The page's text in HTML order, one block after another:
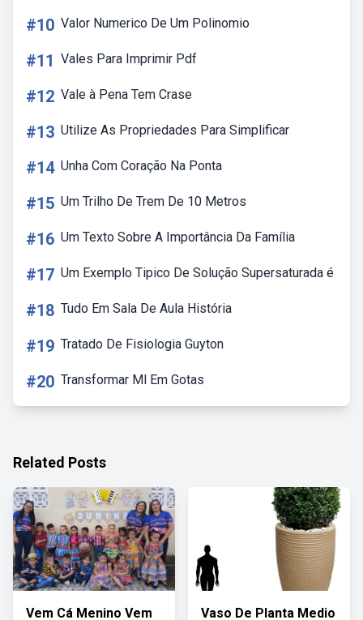
#10 Valor Numerico De Um Polinomio
#11 Vales Para Imprimir Pdf
#12 Vale à Pena Tem Crase
#13 Utilize As Propriedades Para Simplificar
#14 Unha Com Coração Na Ponta
#15 Um Trilho De Trem De 10 Metros
#16 Um Texto Sobre A Importância Da Família
#17 Um Exemplo Tipico De Solução Supersaturada é
#18 Tudo Em Sala De Aula História
#19 Tratado De Fisiologia Guyton
#20 Transformar Ml Em Gotas
Related Posts
Vem Cá Menino Vem Vaso De Planta Medio